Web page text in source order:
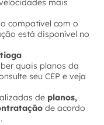
mais
compatível com o
está disponível no
quais planos da
seu CEP e veja
de planos,
de acordo